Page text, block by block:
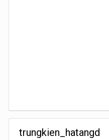
trungkien_hatangd